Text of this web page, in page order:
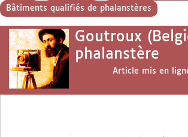
Bâtiments qualifiés de phalanstères
Goutroux
phalanstère
Article mis en